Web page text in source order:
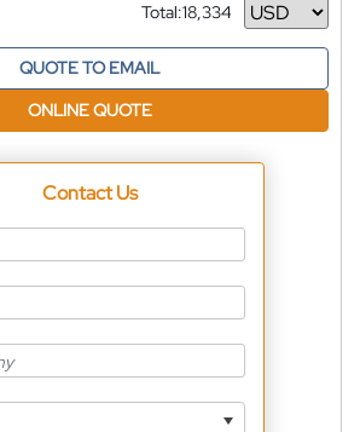
Total:18,334
Currency
QUOTE TO EMAIL
ONLINE QUOTE
Contact Us